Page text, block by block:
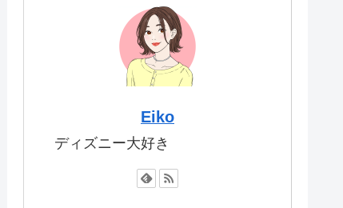
Eiko
ディズニー大好き